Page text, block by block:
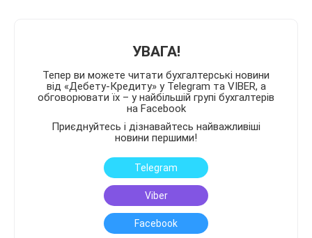
УВАГА!
Тепер ви можете читати бухгалтерські новини
від «Дебету-Кредиту» у Telegram та VIBER, а
обговорювати їх – у найбільшій групі бухгалтерів
на Facebook
Приєднуйтесь і дізнавайтесь найважливіші
новини першими!
Telegram
Viber
Facebook